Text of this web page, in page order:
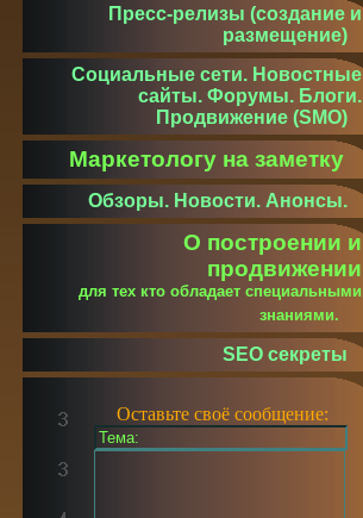
Пресс-релизы (создание и
размещение)
Социальные сети. Новостные
сайты. Форумы. Блоги.
Продвижение (SMO)
Маркетологу на заметку
Обзоры. Новости. Анонсы.
О построении и
продвижении
для тех кто обладает специальными
знаниями.
SEO секреты
Оставьте своё сообщение: